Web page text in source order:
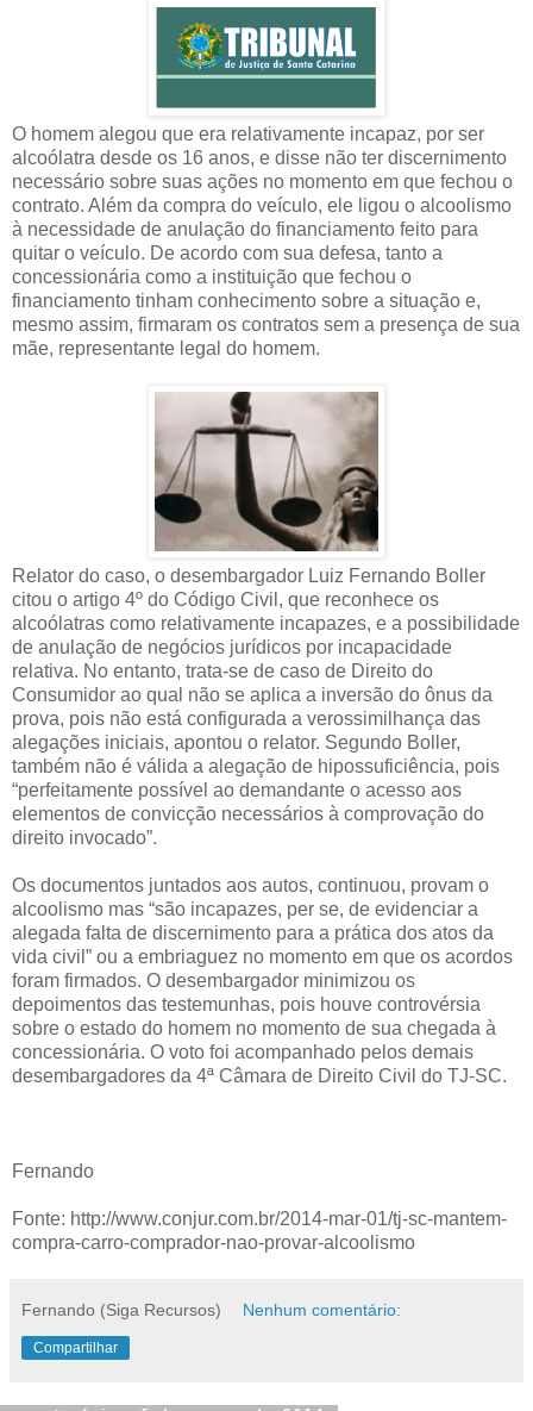
O homem alegou que era relativamente incapaz, por ser
alcoólatra desde os 16 anos, e disse não ter discernimento
necessário sobre suas ações no momento em que fechou o
contrato. Além da compra do veículo, ele ligou o alcoolismo
à necessidade de anulação do financiamento feito para
quitar o veículo. De acordo com sua defesa, tanto a
concessionária como a instituição que fechou o
financiamento tinham conhecimento sobre a situação e,
mesmo assim, firmaram os contratos sem a presença de sua
mãe, representante legal do homem.
Relator do caso, o desembargador Luiz Fernando Boller
citou o artigo 4º do Código Civil, que reconhece os
alcoólatras como relativamente incapazes, e a possibilidade
de anulação de negócios jurídicos por incapacidade
relativa. No entanto, trata-se de caso de Direito do
Consumidor ao qual não se aplica a inversão do ônus da
prova, pois não está configurada a verossimilhança das
alegações iniciais, apontou o relator. Segundo Boller,
também não é válida a alegação de hipossuficiência, pois
“perfeitamente possível ao demandante o acesso aos
elementos de convicção necessários à comprovação do
direito invocado”.
Os documentos juntados aos autos, continuou, provam o
alcoolismo mas “são incapazes, per se, de evidenciar a
alegada falta de discernimento para a prática dos atos da
vida civil” ou a embriaguez no momento em que os acordos
foram firmados. O desembargador minimizou os
depoimentos das testemunhas, pois houve controvérsia
sobre o estado do homem no momento de sua chegada à
concessionária. O voto foi acompanhado pelos demais
desembargadores da 4ª Câmara de Direito Civil do TJ-SC.
Fernando
Fonte: http://www.conjur.com.br/2014-mar-01/tj-sc-mantem-
compra-carro-comprador-nao-provar-alcoolismo
Fernando (Siga Recursos) Nenhum comentário:
Compartilhar